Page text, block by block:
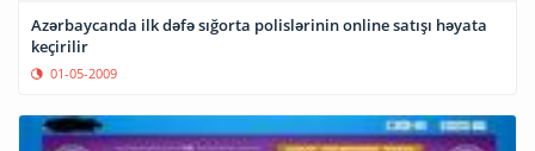
Azərbaycanda ilk dəfə sığorta polislərinin online satışı həyata
keçirilir
01-05-2009